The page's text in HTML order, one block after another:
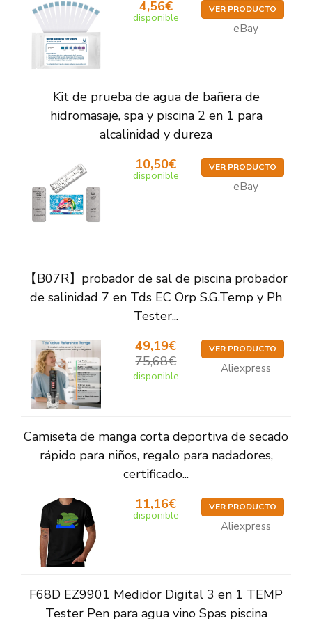
4,56€
disponible
VER PRODUCTO
eBay
Kit de prueba de agua de bañera de
hidromasaje, spa y piscina 2 en 1 para
alcalinidad y dureza
10,50€
disponible
VER PRODUCTO
eBay
【B07R】probador de sal de piscina probador
de salinidad 7 en Tds EC Orp S.G.Temp y Ph
Tester...
49,19€
75,68€
disponible
VER PRODUCTO
Aliexpress
Camiseta de manga corta deportiva de secado
rápido para niños, regalo para nadadores,
certificado...
11,16€
disponible
VER PRODUCTO
Aliexpress
F68D EZ9901 Medidor Digital 3 en 1 TEMP
Tester Pen para agua vino Spas piscina